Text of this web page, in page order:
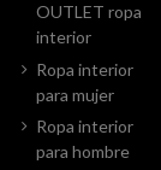
OUTLET ropa
interior
Ropa interior
para mujer
Ropa interior
para hombre